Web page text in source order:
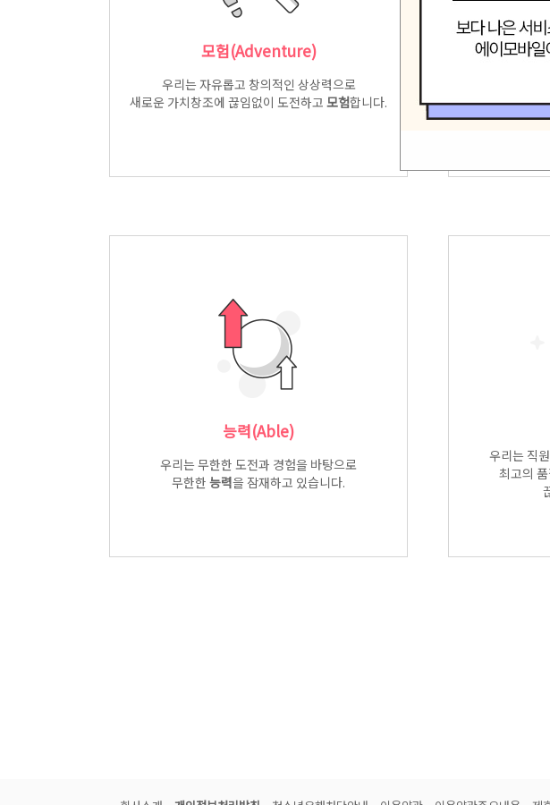
모험(Adventure)
우리는 자유롭고 창의적인 상상력으로
새로운 가치창조에 끊임없이 도전하고 모험합니다.
우리는 고
능력(Able)
우리는 무한한 도전과 경험을 바탕으로
무한한 능력을 잠재하고 있습니다.
우리는 직
최고의